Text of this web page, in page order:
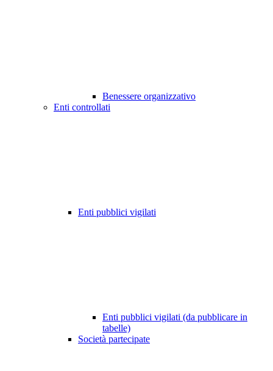
Benessere organizzativo
Enti controllati
Enti pubblici vigilati
Enti pubblici vigilati (da pubblicare in
tabelle)
Società partecipate